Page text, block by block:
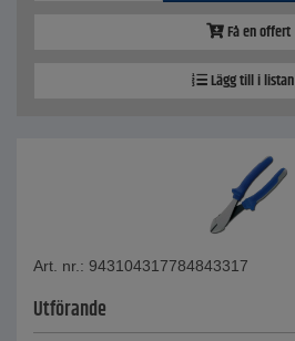
Få en offert
Lägg till i listan
Art. nr.: 943104317784843317
Utförande